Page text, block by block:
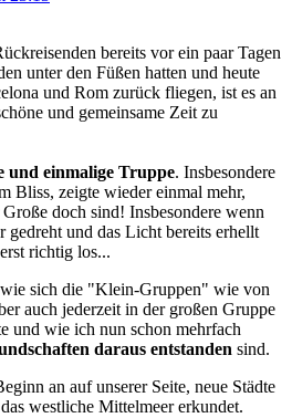
bereits vor ein paar Tagen
unter den Füßen hatten und heute
und Rom zurück fliegen, ist es an
und gemeinsame Zeit zu
und einmalige Truppe. Insbesondere
Bliss, zeigte wieder einmal mehr,
doch sind! Insbesondere wenn
gedreht und das Licht bereits erhellt
richtig los...
wie sich die "Klein-Gruppen" wie von
auch jederzeit in der großen Gruppe
und wie ich nun schon mehrfach
daraus entstanden sind.
an auf unserer Seite, neue Städte
westliche Mittelmeer erkundet.